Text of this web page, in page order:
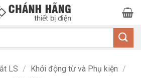
LS / Khởi động từ và Phụ kiện /